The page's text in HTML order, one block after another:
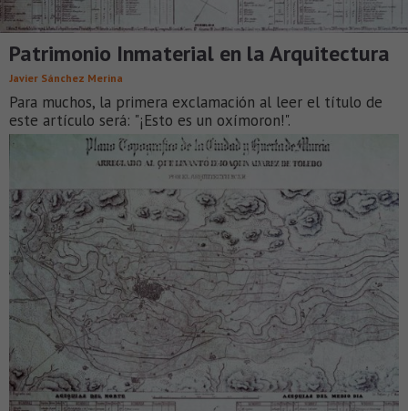
Patrimonio Inmaterial en la Arquitectura
Javier Sánchez Merina
Para muchos, la primera exclamación al leer el título de
este artículo será: "¡Esto es un oxímoron!".